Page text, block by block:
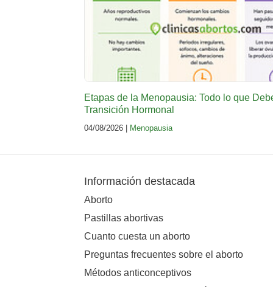
Etapas de la Menopausia: Todo lo que
Transición Hormonal
04/08/2026 | Menopausia
Información destacada
Aborto
Pastillas abortivas
Cuanto cuesta un aborto
Preguntas frecuentes sobre el aborto
Métodos anticonceptivos